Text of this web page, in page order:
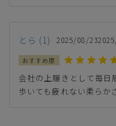
在庫切れ
とら 1 2025/08/23
会社の上履きとして毎日
歩いても疲れない柔らか